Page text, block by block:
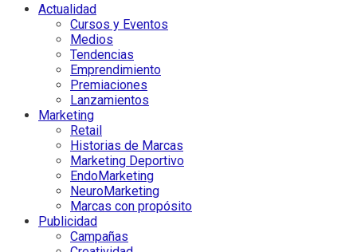
Actualidad
Cursos y Eventos
Medios
Tendencias
Emprendimiento
Premiaciones
Lanzamientos
Marketing
Retail
Historias de Marcas
Marketing Deportivo
EndoMarketing
NeuroMarketing
Marcas con propósito
Publicidad
Campañas